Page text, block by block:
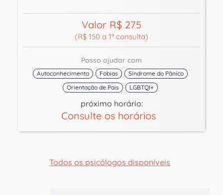
Valor R$ 275
(R$ 150 a 1ª consulta)
Posso ajudar com
Autoconhecimento Fobias
Síndrome do Pânico
Orientação de Pais
LGBTQI+
próximo horário:
Consulte os horários
Todos os psicólogos disponíveis